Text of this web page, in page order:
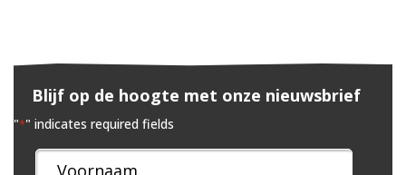
Blijf op de hoogte met onze nieuwsbrief
"*" indicates required fields
Naam